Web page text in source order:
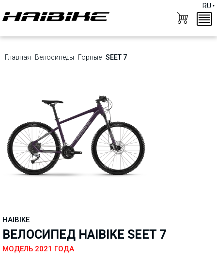
RU
Главная Велосипеды Горные SEET 7
HAIBIKE
ВЕЛОСИПЕД HAIBIKE SEET 7
МОДЕЛЬ 2021 ГОДА